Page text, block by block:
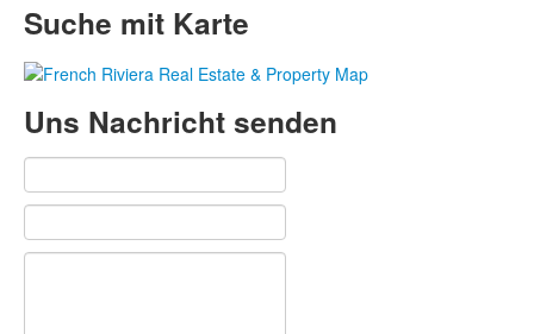
Suche mit Karte
Uns Nachricht senden